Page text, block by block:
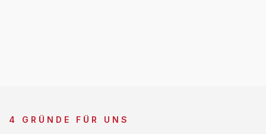
4 GRÜNDE FÜR UNS